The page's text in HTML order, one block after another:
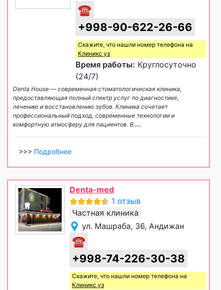
☎
+998-90-622-26-66
Скажите, что нашли номер телефона на
Клиникс уз
Время работы: Круглосуточно
(24/7)
Denta House — современная стоматологическая клиника,
предоставляющая полный спектр услуг по диагностике,
лечению и восстановлению зубов. Клиника сочетает
профессиональный подход, современные технологии и
комфортную атмосферу для пациентов. В ...
>>> Подробнее
Denta-med
1 отзыв
Частная клиника
ул. Машраба, 36, Андижан
☎
+998-74-226-30-38
Скажите, что нашли номер телефона на
Клиникс уз